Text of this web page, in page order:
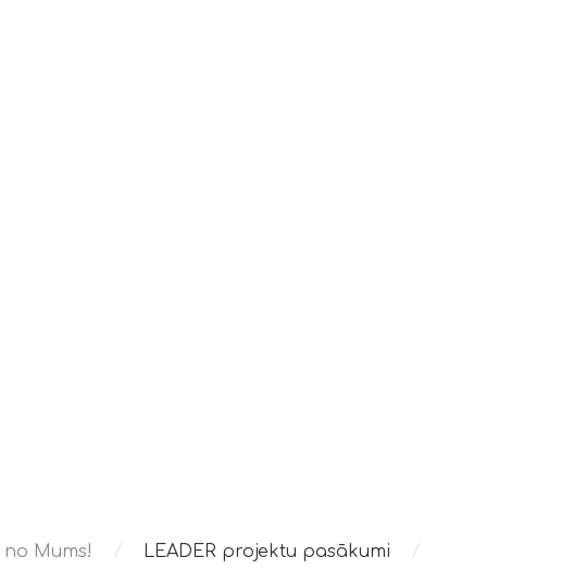
no Mums! LEADER projektu pasākumi